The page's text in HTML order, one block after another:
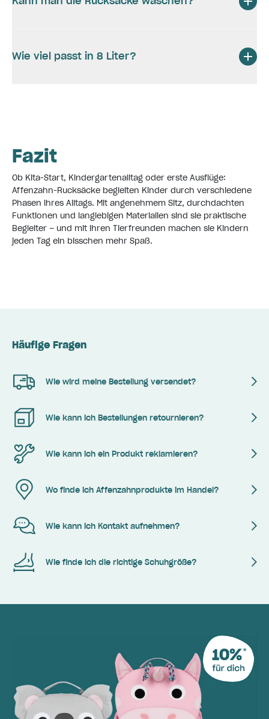
Wie viel passt in 8 Liter?
Fazit
Ob Kita-Start, Kindergartenalltag oder erste Ausflüge:
Affenzahn-Rucksäcke begleiten Kinder durch verschiedene
Phasen ihres Alltags. Mit angenehmem Sitz, durchdachten
Funktionen und langlebigen Materialien sind sie praktische
Begleiter – und mit ihren Tierfreunden machen sie Kindern
jeden Tag ein bisschen mehr Spaß.
Häufige Fragen
Wie wird meine Bestellung versendet?
Wie kann ich Bestellungen retournieren?
Wie kann ich ein Produkt reklamieren?
Wo finde ich Affenzahnprodukte im Handel?
Wie kann ich Kontakt aufnehmen?
Wie finde ich die richtige Schuhgröße?